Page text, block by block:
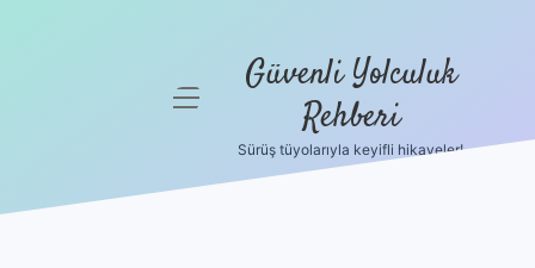
menüyü Güvenli Yolculuk
Rehberi
Sürüş tüyolarıyla keyifli hikayeler!